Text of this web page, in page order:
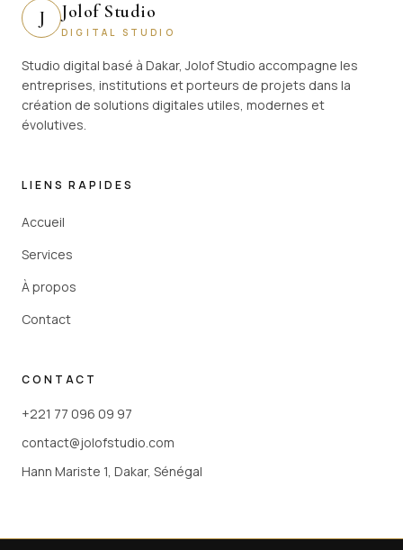
J Jolof Studio
DIGITAL STUDIO
Studio digital basé à Dakar, Jolof Studio accompagne les
entreprises, institutions et porteurs de projets dans la
création de solutions digitales utiles, modernes et
évolutives.
LIENS RAPIDES
Accueil
Services
À propos
Contact
CONTACT
+221 77 096 09 97
contact@jolofstudio.com
Hann Mariste 1, Dakar, Sénégal